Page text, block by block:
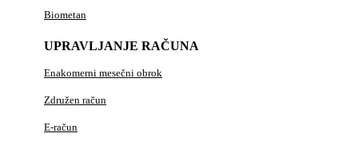
Biometan
UPRAVLJANJE RAČUNA
Enakomerni mesečni obrok
Združen račun
E-račun